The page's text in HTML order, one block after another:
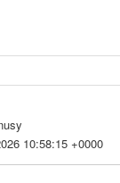
10:58:15 +0000